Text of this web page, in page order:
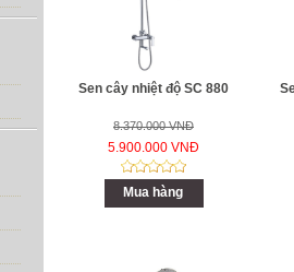
Sen cây nhiệt độ SC 880
8.370.000 VNĐ
5.900.000 VNĐ
Mua hàng